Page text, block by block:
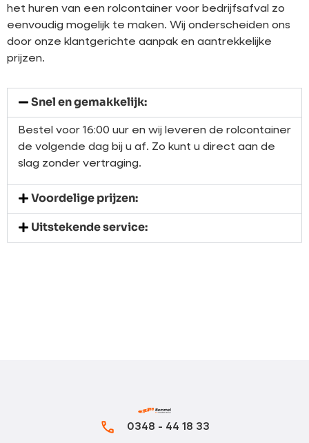
het huren van een rolcontainer voor bedrijfsafval zo
eenvoudig mogelijk te maken. Wij onderscheiden ons
door onze klantgerichte aanpak en aantrekkelijke
prijzen.
Snel en gemakkelijk:
Bestel voor 16:00 uur en wij leveren de rolcontainer
de volgende dag bij u af. Zo kunt u direct aan de
slag zonder vertraging.
Voordelige prijzen:
Uitstekende service:
0348 - 44 18 33